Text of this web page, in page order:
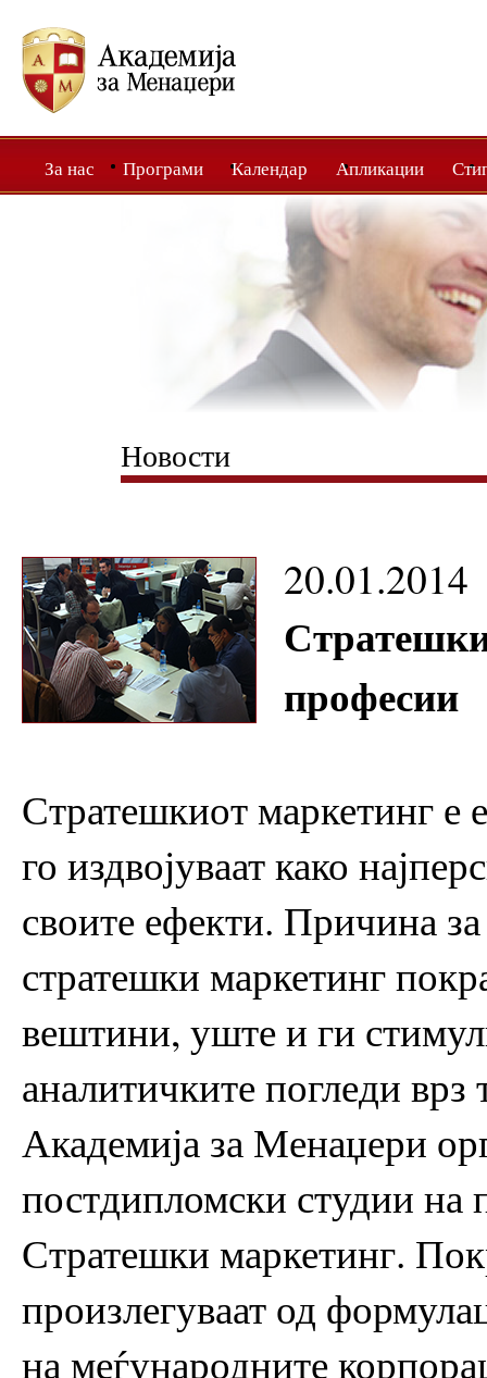
За нас Програми Календар Апликации
Новости
20.01.2014
професии
Стратешкиот маркетинг е
го издвојуваат како
своите ефекти. Причина
стратешки маркетинг
вештини, уште и ги
аналитичките погледи
Академија за Менаџери
постдипломски студии на
Стратешки маркетинг.
произлегуваат од
на меѓународните